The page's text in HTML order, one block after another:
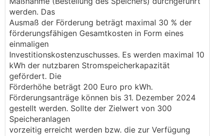
werden. Das
Ausmaß der Förderung beträgt maximal 30 % der
förderungsfähigen Gesamtkosten in Form eines
einmaligen
Investitionskostenzuschusses. Es werden maximal 10
kWh der nutzbaren Stromspeicherkapazität
gefördert. Die
Förderhöhe beträgt 200 Euro pro kWh.
Förderungsanträge können bis 31. Dezember 2024
gestellt werden. Sollte der Zielwert von 300
Speicheranlagen
vorzeitig erreicht werden bzw. die zur Verfügung